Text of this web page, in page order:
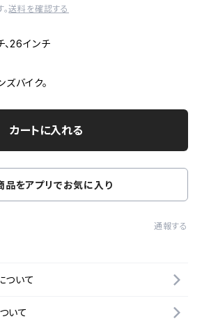
送料を確認する
、26インチ
バイク。
カートに入れる
品をアプリでお気に入り
通報する
ついて
いて